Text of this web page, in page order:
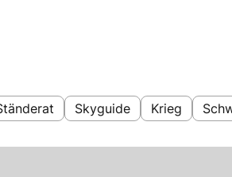
Skyguide Krieg